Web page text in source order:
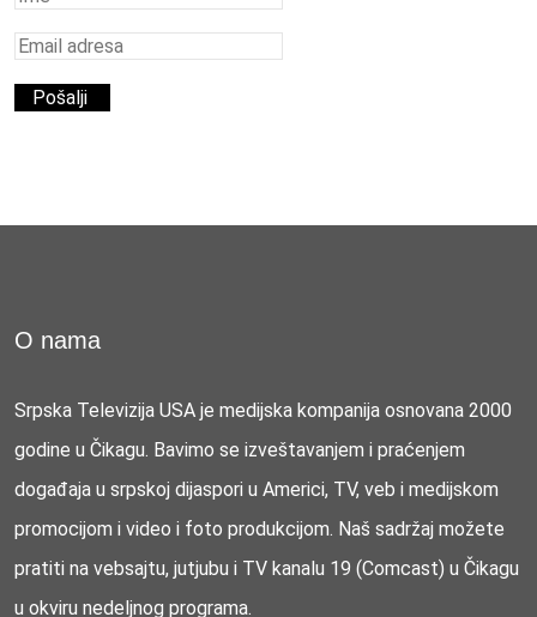
O nama
Srpska Televizija USA je medijska kompanija osnovana 2000
godine u Čikagu. Bavimo se izveštavanjem i praćenjem
događaja u srpskoj dijaspori u Americi, TV, veb i medijskom
promocijom i video i foto produkcijom. Naš sadržaj možete
pratiti na vebsajtu, jutjubu i TV kanalu 19 (Comcast) u Čikagu
u okviru nedeljnog programa.